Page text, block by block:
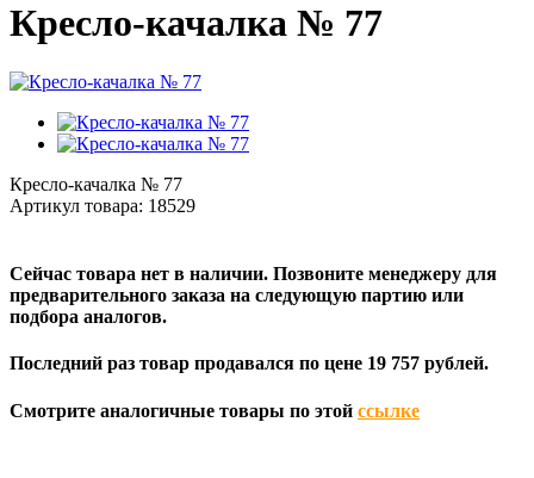
Кресло-качалка № 77
Кресло-качалка № 77
Артикул товара: 18529
Сейчас товара нет в наличии. Позвоните менеджеру для
предварительного заказа на следующую партию или
подбора аналогов.
Последний раз товар продавался по цене 19 757 рублей.
Смотрите аналогичные товары по этой ссылке